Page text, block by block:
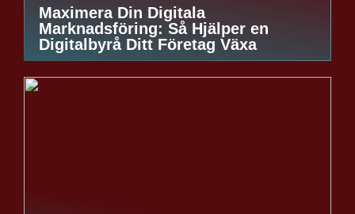
Maximera Din Digitala
Marknadsföring: Så Hjälper en
Digitalbyrå Ditt Företag Växa